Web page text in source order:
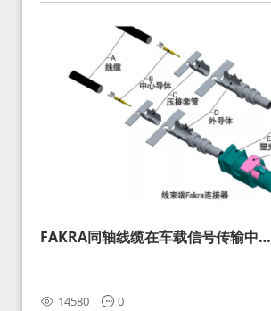
FAKRA同轴线缆在车载信号传输中的
14580 0